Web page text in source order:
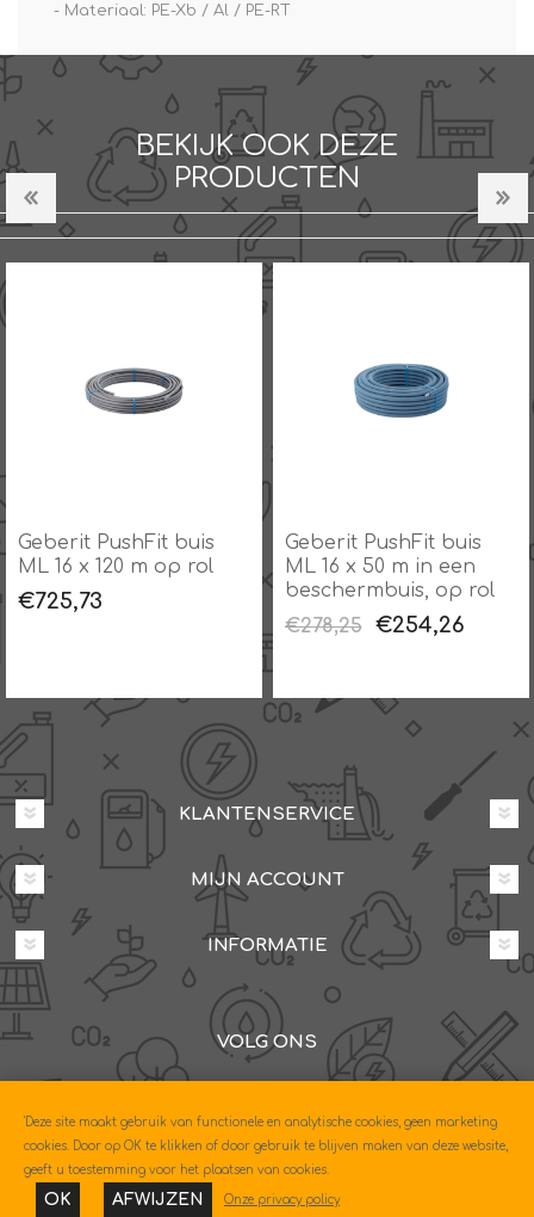
- Materiaal: PE-Xb / Al / PE-RT
BEKIJK OOK DEZE
PRODUCTEN
Geberit PushFit buis
ML 16 x 120 m op rol
€725,73
Geberit PushFit buis
ML 16 x 50 m in een
beschermbuis, op rol
€278,25
€254,26
KLANTENSERVICE
MIJN ACCOUNT
INFORMATIE
VOLG ONS
085-0604630
'Deze site maakt gebruik van functionele en analytische cookies, geen marketing
cookies. Door op OK te klikken of door gebruik te blijven maken van deze website,
geeft u toestemming voor het plaatsen van cookies.
OK AFWIJZEN Onze privacy policy